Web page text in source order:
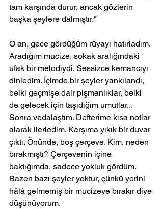
tam karşında durur, ancak gözlerin
başka şeylere dalmıştır."
O an, gece gördüğüm rüyayı hatırladım.
Aradığım mucize, sokak aralığındaki
ufak bir melodiydi. Sessizce kemancıyı
dinledim. İçimde bir şeyler yankılandı,
belki geçmişe dair pişmanlıklar, belki
de gelecek için taşıdığım umutlar...
Sonra vedalaştım. Defterime kısa notlar
alarak ilerledim. Karşıma yıkık bir duvar
çıktı. Önünde, boş çerçeve. Kim, neden
bırakmıştı? Çerçevenin içine
baktığımda, sadece yokluk gördüm.
Bazen bazı şeyler yoktur, çünkü yerini
hâlâ gelmemiş bir mucizeye bırakır diye
düşünüyorum.